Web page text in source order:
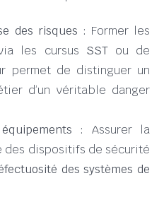
des risques : Former les
les cursus SSTou de
permet de distinguer un
d’un véritable danger
:
Assurer la
dispositifs de sécurité
des systèmes de